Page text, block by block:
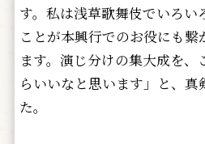
す。私は浅草歌舞伎でいろい
ことが本興行でのお役にも
ます。演じ分けの集大成を、
らいいなと思います」と、
た。